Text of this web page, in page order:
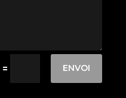
= ENVOI